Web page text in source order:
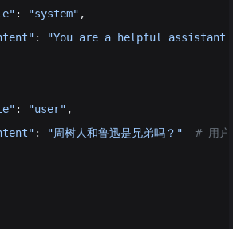
: "system" ,
:
"You are a helpful
: "user" ,
: "周树人和鲁迅是兄弟吗？"
# 用户